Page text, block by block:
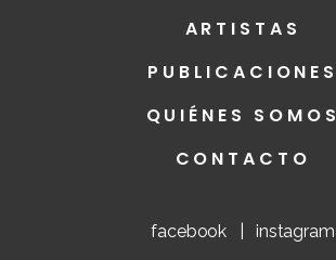
ARTISTAS
PUBLICACIONES
QUIÉNES SOMOS
CONTACTO
facebook |instagram